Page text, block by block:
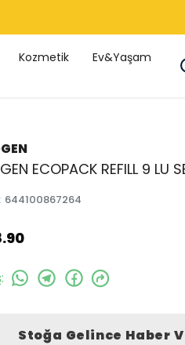
Kozmetik Ev&Yaşam
ECOPACK REFILL 9 LU
: 644100867264
:
Stoğa Gelince Haber